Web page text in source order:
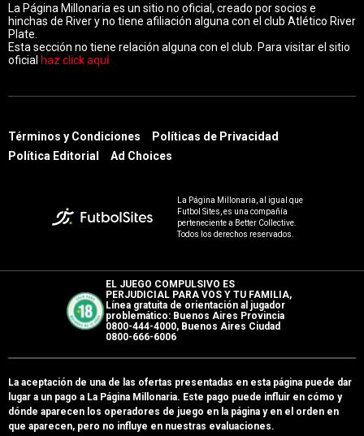
La Página Millonaria es un sitio no oficial, creado por socios e
hinchas de River y no tiene afiliación alguna con el club Atlético River
Plate.
Esta sección no tiene relación alguna con el club. Para visitar el sitio
oficial haz click aquí
Términos y Condiciones
Políticas de Privacidad
Política Editorial
Ad Choices
La Página Millonaria, al igual que
Futbol Sites, es una compañía
perteneciente a Better Collective.
Todos los derechos reservados.
EL JUEGO COMPULSIVO ES
PERJUDICIAL PARA VOS Y TU FAMILIA,
Línea gratuita de orientación al jugador
problemático: Buenos Aires Provincia
0800-444-4000, Buenos Aires Ciudad
0800-666-6006
La aceptación de una de las ofertas presentadas en esta página puede dar
lugar a un pago a La Página Millonaria. Este pago puede influir en cómo y
dónde aparecen los operadores de juego en la página y en el orden en
que aparecen, pero no influye en nuestras evaluaciones.